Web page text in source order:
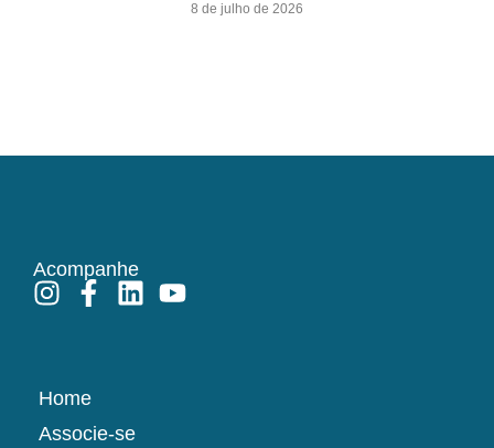
8 de julho de 2026
Acompanhe
Home
Associe-se